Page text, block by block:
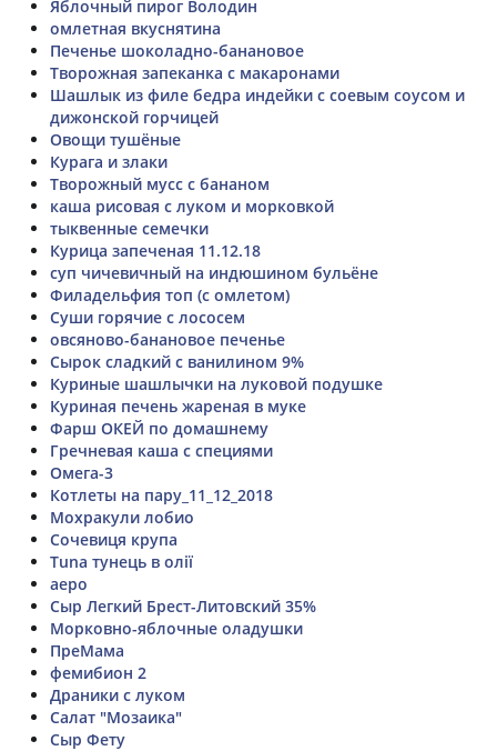
Яблочный пирог Володин
омлетная вкуснятина
Печенье шоколадно-банановое
Творожная запеканка с макаронами
Шашлык из филе бедра индейки с соевым соусом и
дижонской горчицей
Овощи тушёные
Курага и злаки
Творожный мусс с бананом
каша рисовая с луком и морковкой
тыквенные семечки
Курица запеченая 11.12.18
суп чичевичный на индюшином бульёне
Филадельфия топ (с омлетом)
Суши горячие с лососем
овсяново-банановое печенье
Сырок сладкий с ванилином 9%
Куриные шашлычки на луковой подушке
Куриная печень жареная в муке
Фарш ОКЕЙ по домашнему
Гречневая каша с специями
Омега-3
Котлеты на пару_11_12_2018
Мохракули лобио
Сочевиця крупа
Tuna тунець в олії
аеро
Сыр Легкий Брест-Литовский 35%
Морковно-яблочные оладушки
ПреМама
фемибион 2
Драники с луком
Салат "Мозаика"
Сыр Фету